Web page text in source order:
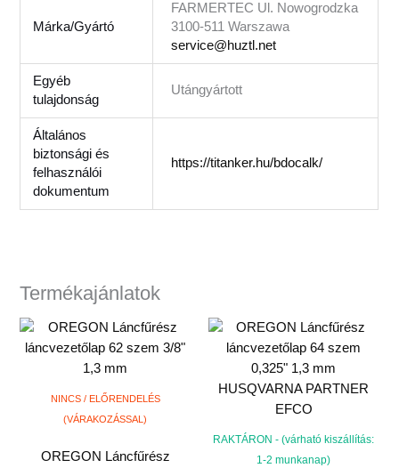
Márka/Gyártó
FARMERTEC Ul. Nowogrodzka
3100-511 Warszawa
service@huztl.net
Egyéb
tulajdonság
Utángyártott
Általános
biztonsági és
felhasználói
dokumentum
https://titanker.hu/bdocalk/
Termékajánlatok
NINCS / ELŐRENDELÉS
(VÁRAKOZÁSSAL)
OREGON Láncfűrész
RAKTÁRON - (várható kiszállítás:
1-2 munkanap)